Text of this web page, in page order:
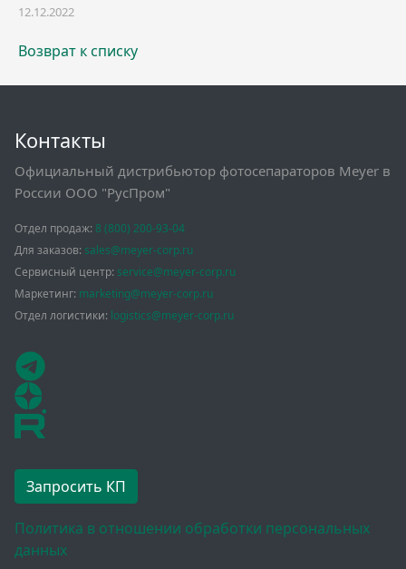
12.12.2022
Возврат к списку
Контакты
Официальный дистрибьютор фотосепараторов Meyer в
России ООО "РусПром"
Отдел продаж: 8 (800) 200-93-04
Для заказов: sales@meyer-corp.ru
Сервисный центр: service@meyer-corp.ru
Маркетинг: marketing@meyer-corp.ru
Отдел логистики: logistics@meyer-corp.ru
Запросить КП
Политика в отношении обработки персональных
данных